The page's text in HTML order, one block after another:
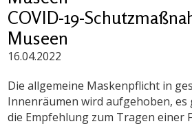
COVID-19-
Museen
16.04.2022
Die allgemeine Maskenpflicht in
Innenräumen wird aufgehoben,
die Empfehlung zum Tragen einer